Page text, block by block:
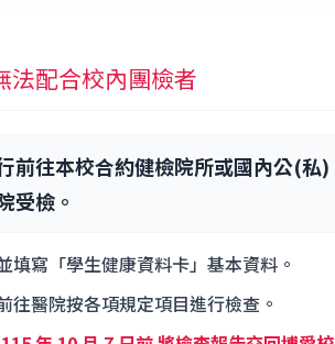
法配合校內團檢者
前往本校合約健檢院所或國內公(私)
受檢。
填寫「學生健康資料卡」基本資料。
往醫院按各項規定項目進行檢查。